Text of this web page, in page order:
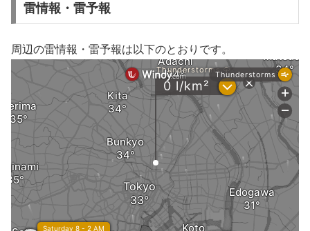
雷情報・雷予報
周辺の雷情報・雷予報は以下のとおりです。